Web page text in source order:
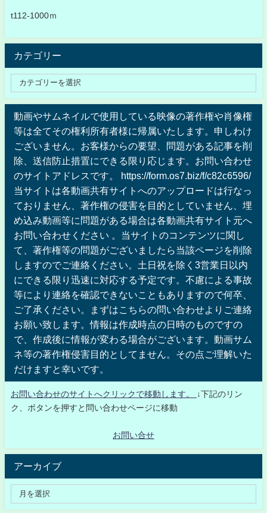
t112-1000ｍ
カテゴリー
動画やサムネイルで使用している映像の著作権や肖像権
等は全てその権利所有者様に帰属いたします。申しわけ
ございません。お客様からの要望、問題がある記事を削
除、送信防止措置にできる限り応じます。お問い合わせ
のサイトアドレスです。 https://form.os7.biz/f/c82c6596/
当サイトは各動画共有サイトへのアップロードは行なっ
ておりません、著作権の侵害を目的としていません、埋
め込み動画等に問題がある場合は各動画共有サイト元へ
お問い合わせください 。当サイトのコンテンツに関し
て、著作権等の問題がございましたら当該ページを削除
しますのでご連絡ください。土日祝を除く3営業日以内
にできる限り迅速に対応する予定です。不慮による事故
等により連絡を確認できないこともありますので何卒、
ご了承ください。まずはこちらの問い合わせよりご連絡
お願い致します。情報は作成時点の日時のものですの
で、作成後に情報が変わる場合がございます。動画サム
ネ等の著作権侵害目的としてません。その点ご理解いた
だけますと幸いです。
お問い合わせのサイトへクリックで移動します。
↓下記のリン
ク、ボタンを押すと問い合わせページに移動
お問い合せ
アーカイブ